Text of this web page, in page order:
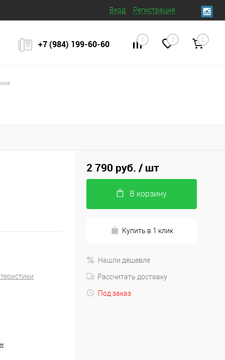
Вход Регистрация
+7 (984) 199‒60‒60 0 0 0
2 790 руб. / шт
В корзину
Купить в 1 клик
Нашли дешевле
Рассчитать доставку
Под заказ